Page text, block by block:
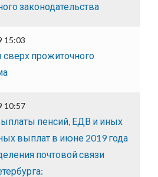
законодательства
15:03
прожиточного
10:57
пенсий, ЕДВ и иных
выплат в июне 2019 года
почтовой связи